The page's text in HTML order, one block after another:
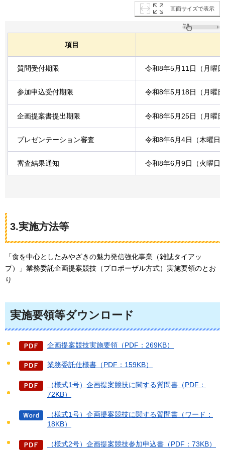
画面サイズで表示
項目
質問受付期限 令和8年5月11日（月曜
参加申込受付期限 令和8年5月18日（月曜
企画提案書提出期限 令和8年5月25日（月曜
プレゼンテーション審査 令和8年6月4日（木曜日
審査結果通知 令和8年6月9日（火曜日
3.実施方法等
「食を中心としたみやざきの魅力発信強化事業（雑誌タイアッ
プ）」業務委託企画提案競技（プロポーザル方式）実施要領のとお
り
実施要領等ダウンロード
企画提案競技実施要領（PDF：269KB）
業務委託仕様書（PDF：159KB）
（様式1号）企画提案競技に関する質問書（PDF：
72KB）
（様式1号）企画提案競技に関する質問書（ワード：
18KB）
（様式2号）企画提案競技参加申込書（PDF：73KB）